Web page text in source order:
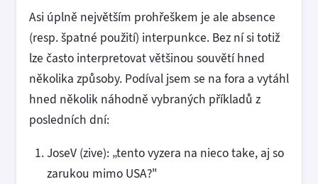
Asi úplně největším prohřeškem je ale absence
(resp. špatné použití) interpunkce. Bez ní si totiž
lze často interpretovat většinou souvětí hned
několika způsoby. Podíval jsem se na fora a vytáhl
hned několik náhodně vybraných příkladů z
posledních dní:
JoseV (zive): „tento vyzera na nieco take, aj so
zarukou mimo USA?"